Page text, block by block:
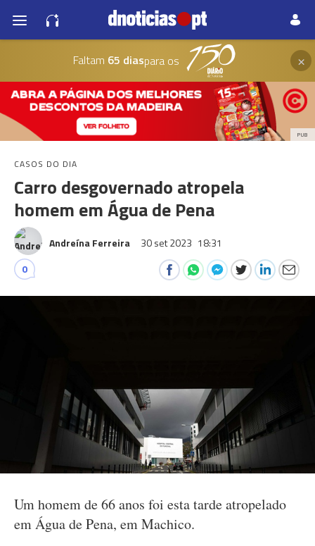
Faltam 65 diaspara os ×
PUB
CASOS DO DIA
Carro desgovernado atropela
homem em Água de Pena
Andreína Ferreira 30 set 2023 18:31
0
Um homem de 66 anos foi esta tarde atropelado
em Água de Pena, em Machico.